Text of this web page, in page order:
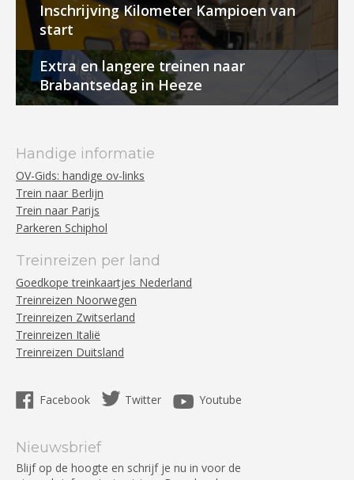
Inschrijving Kilometer Kampioen van
start
Extra en langere treinen naar
Brabantsedag in Heeze
Handige informatie
OV-Gids: handige ov-links
Trein naar Berlijn
Trein naar Parijs
Parkeren Schiphol
Treinreizen per land
Goedkope treinkaartjes Nederland
Treinreizen Noorwegen
Treinreizen Zwitserland
Treinreizen Italië
Treinreizen Duitsland
Facebook Twitter Youtube
Nieuwsbrief
Blijf op de hoogte en schrijf je nu in voor de